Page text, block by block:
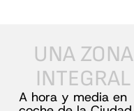
UNA ZONA
INTEGRAL
A hora y media en